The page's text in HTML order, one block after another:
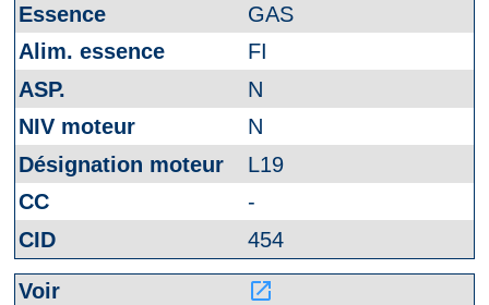
GAS
FI
N
N
L19
-
454
launch